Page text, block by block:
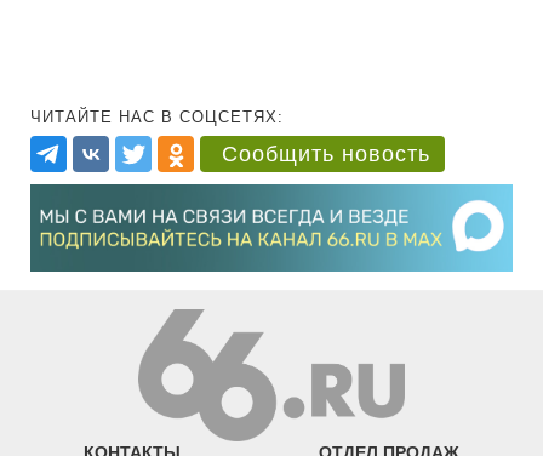
ЧИТАЙТЕ НАС В СОЦСЕТЯХ:
Сообщить новость